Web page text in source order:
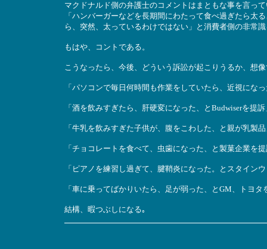
マクドナルド側の弁護士のコメントはまともな事を言っ
「ハンバーガーなどを長期間にわたって食べ過ぎたら太
ら、突然、太っているわけではない」と消費者側の非常
もはや、コントである。
こうなったら、今後、どういう訴訟が起こりうるか、想
「パソコンで毎日何時間も作業をしていたら、近視にな
「酒を飲みすぎたら、肝硬変になった、とBudwiserを提訴
「牛乳を飲みすぎた子供が、腹をこわした、と親が乳製
「チョコレートを食べて、虫歯になった、と製菓企業を
「ピアノを練習し過ぎて、腱鞘炎になった。とスタイン
「車に乗ってばかりいたら、足が弱った、とGM、トヨタ
結構、暇つぶしになる｡